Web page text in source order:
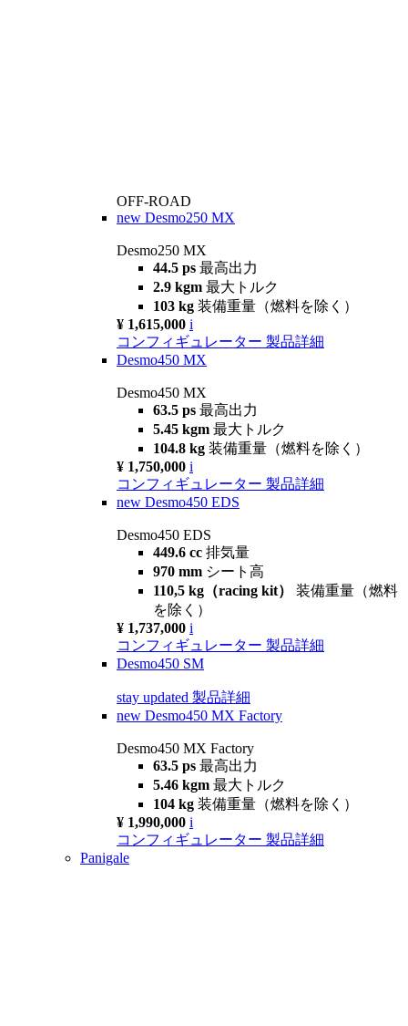
OFF-ROAD
new Desmo250 MX
Desmo250 MX
44.5 ps 最高出力
2.9 kgm 最大トルク
103 kg 装備重量（燃料を除く）
¥ 1,615,000 i
コンフィギュレーター 製品詳細
Desmo450 MX
Desmo450 MX
63.5 ps 最高出力
5.45 kgm 最大トルク
104.8 kg 装備重量（燃料を除く）
¥ 1,750,000 i
コンフィギュレーター 製品詳細
new Desmo450 EDS
Desmo450 EDS
449.6 cc 排気量
970 mm シート高
110,5 kg（racing kit） 装備重量（燃料
を除く）
¥ 1,737,000 i
コンフィギュレーター 製品詳細
Desmo450 SM
stay updated 製品詳細
new Desmo450 MX Factory
Desmo450 MX Factory
63.5 ps 最高出力
5.46 kgm 最大トルク
104 kg 装備重量（燃料を除く）
¥ 1,990,000 i
コンフィギュレーター 製品詳細
Panigale